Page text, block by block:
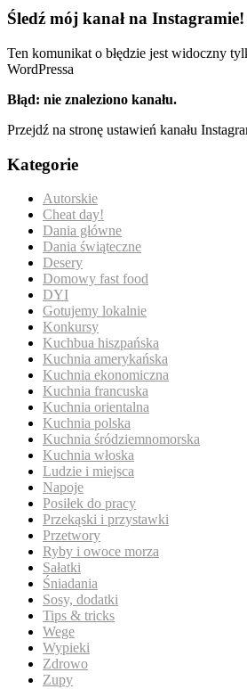
Śledź mój kanał na Instagramie!
Ten komunikat o błędzie jest widoczny
WordPressa
Błąd: nie znaleziono kanału.
Przejdź na stronę ustawień kanału
Kategorie
Autorskie
Cheat day!
Dania główne
Dania świąteczne
Desery
Domowy fast food
DYI
Gotujemy lokalnie
Konkursy
Kuchbua hiszpańska
Kuchnia amerykańska
Kuchnia ekonomiczna
Kuchnia francuska
Kuchnia orientalna
Kuchnia polska
Kuchnia śródziemnomorska
Kuchnia włoska
Ludzie i miejsca
Napoje
Posiłek do pracy
Przekąski i przystawki
Przetwory
Ryby i owoce morza
Sałatki
Śniadania
Sosy, dodatki
Tips & tricks
Wege
Wypieki
Zdrowo
Zupy